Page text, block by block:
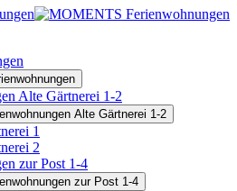
Alte Gärtnerei 1-2
Alte Gärtnerei 1-2
1
2
zur Post 1-4
zur Post 1-4